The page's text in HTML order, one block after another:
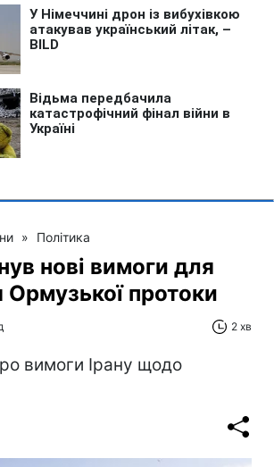
» Політика
нові вимоги для
Ормузької протоки
2 хв
вимоги Ірану щодо